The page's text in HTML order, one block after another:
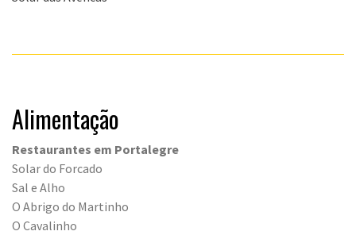
Alimentação
Restaurantes em Portalegre
Solar do Forcado
Sal e Alho
O Abrigo do Martinho
O Cavalinho